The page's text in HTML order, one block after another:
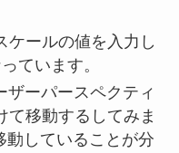
ケールの値を入力し
ています。
ザーパースペクティ
て移動するしてみま
動していることが分